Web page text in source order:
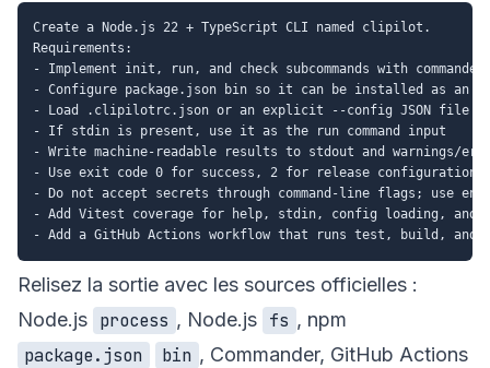
Create a Node.js 22 + TypeScript CLI named clipilot.
Requirements:
- Implement init, run, and check subcommands with commander
- Configure package.json bin so it can be installed as an
- Load .clipilotrc.json or an explicit --config JSON file
- If stdin is present, use it as the run command input
- Write machine-readable results to stdout and warnings/
- Use exit code 0 for success, 2 for release configuration
- Do not accept secrets through command-line flags; use
- Add Vitest coverage for help, stdin, config loading, and
Relisez la sortie avec les sources officielles :
Node.js process , Node.js fs , npm
package.json
bin , Commander, GitHub Actions